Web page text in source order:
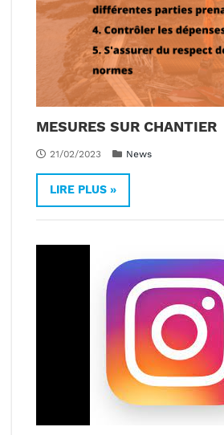
MESURES SUR CHANTIER
21/02/2023 News
LIRE PLUS »